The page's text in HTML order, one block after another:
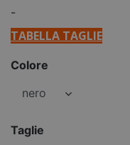
-
TABELLA TAGLIE
Colore
Taglie